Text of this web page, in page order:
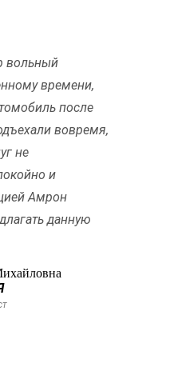
вольный
времени,
после
вовремя,
не
и
Амрон
данную